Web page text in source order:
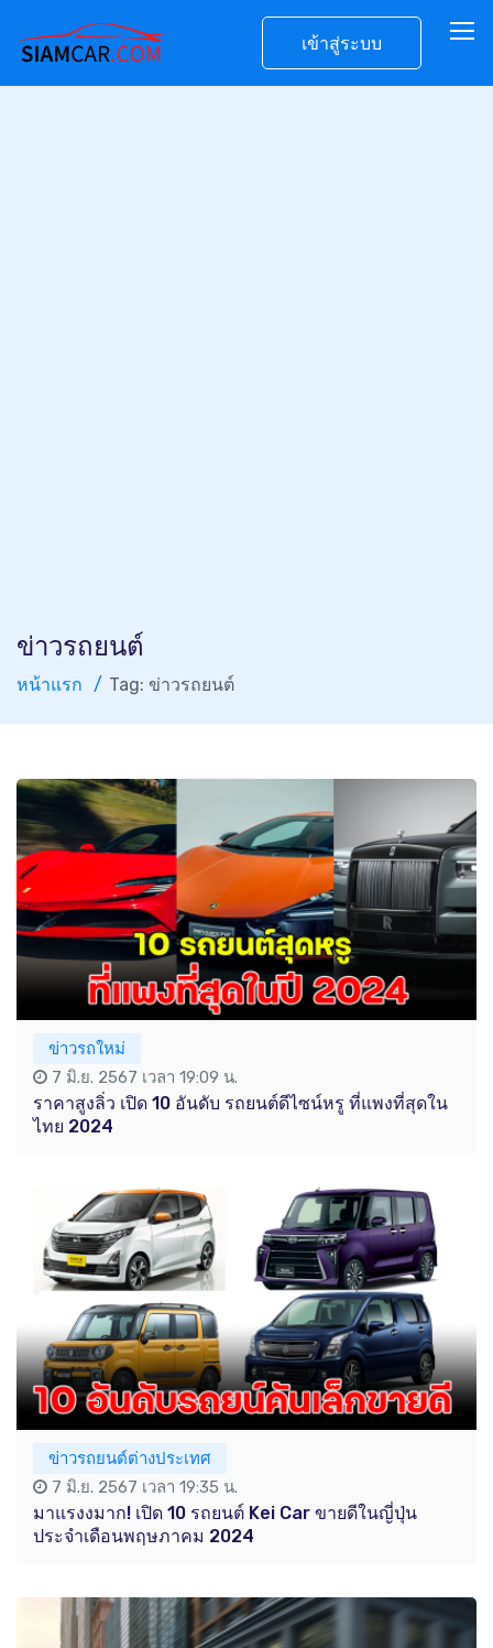
เข้าสู่ระบบ
ข่าวรถยนต์
หน้าแรก Tag: ข่าวรถยนต์
ข่าวรถใหม่
7 มิ.ย. 2567 เวลา 19:09 น.
ราคาสูงลิ่ว เปิด 10 อันดับ รถยนต์ดีไซน์หรู ที่แพงที่สุดใน
ไทย 2024
ข่าวรถยนต์ต่างประเทศ
7 มิ.ย. 2567 เวลา 19:35 น.
มาแรงงมาก! เปิด 10 รถยนต์ Kei Car ขายดีในญี่ปุ่น
ประจำเดือนพฤษภาคม 2024